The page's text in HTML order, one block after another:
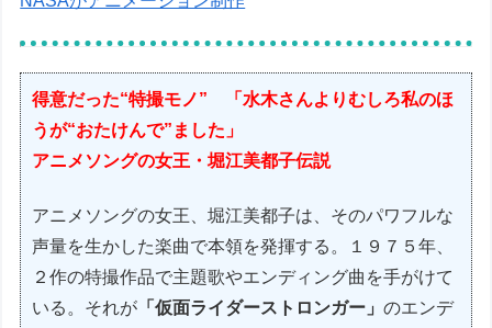
得意だった“特撮モノ” 「水木さんよりむしろ私のほ
うが“おたけんで”ました」
アニメソングの女王・堀江美都子伝説
アニメソングの女王、堀江美都子は、そのパワフルな
声量を生かした楽曲で本領を発揮する。１９７５年、
２作の特撮作品で主題歌やエンディング曲を手がけて
いる。それが 「仮面ライダーストロンガー」のエンデ